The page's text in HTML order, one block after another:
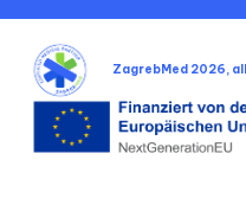
ZagrebMed 2026,